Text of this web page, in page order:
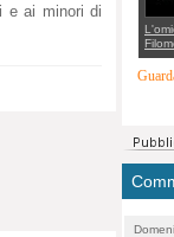
e ai minori di